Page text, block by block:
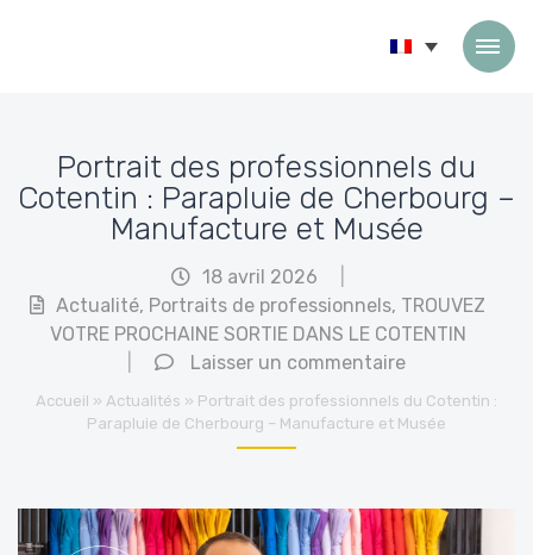
Portrait des professionnels du
Cotentin : Parapluie de Cherbourg –
Manufacture et Musée
18 avril 2026
Actualité, Portraits de professionnels, TROUVEZ
VOTRE PROCHAINE SORTIE DANS LE COTENTIN
Laisser un commentaire
Accueil » Actualités » Portrait des professionnels du Cotentin :
Parapluie de Cherbourg – Manufacture et Musée